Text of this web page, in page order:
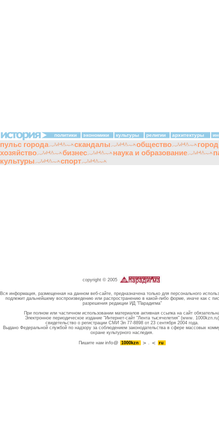
политики экономики культуры религии архитектуры
пульс города скандалы общество
хозяйство
бизнес наука и образование
культуры
спорт
copyright © 2005
Вся информация, размещенная на данном веб-сайте, предназначена только для персонального
подлежит дальнейшему воспроизведению или распространению в какой-либо форме, иначе как с
разрешения редакции ИД "Парадигма"
При полном или частичном использовании материалов активная ссылка на сайт
Электронное периодическое издание "Интернет-сайт "Лента тысячелетия" (www. 1000kzn.ru)
свидетельство о регистрации СМИ Эл 77-8898 от 23 сентября 2004 года.
Выдано Федеральной службой по надзору за соблюдением законодательства в сфере массовых
охране культурного наследия.
Пишите намinfo@ 1000kzn . ru